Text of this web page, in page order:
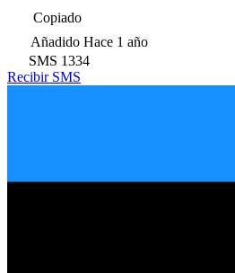
Copiado
Añadido Hace 1 año
SMS 1334
Recibir SMS